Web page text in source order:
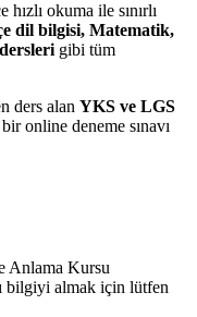
hızlı okuma ile sınırlı
dil bilgisi, Matematik,
gibi tüm
ders alan YKS ve LGS
online deneme sınavı
Anlama Kursu
bilgiyi almak için lütfen